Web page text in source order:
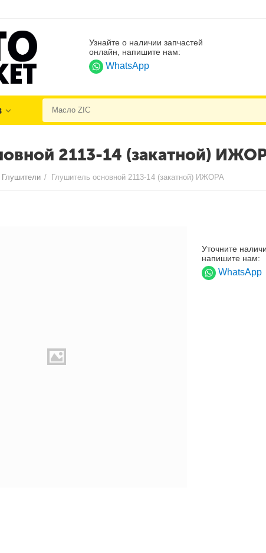
Узнайте о наличии запчастей
онлайн, напишите нам:
WhatsApp
2113-14 (закатной)
Глушители / Глушитель основной 2113-14 (закатной) ИЖОРА
Уточните
напишите нам:
WhatsApp